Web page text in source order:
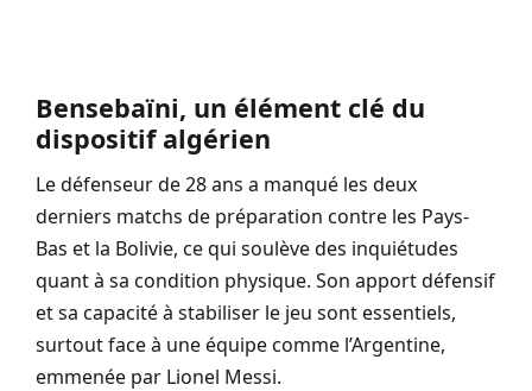
Bensebaïni, un élément clé du
dispositif algérien
Le défenseur de 28 ans a manqué les deux
derniers matchs de préparation contre les Pays-
Bas et la Bolivie, ce qui soulève des inquiétudes
quant à sa condition physique. Son apport défensif
et sa capacité à stabiliser le jeu sont essentiels,
surtout face à une équipe comme l’Argentine,
emmenée par Lionel Messi.